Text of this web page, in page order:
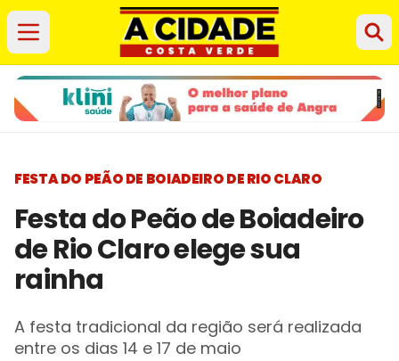
FESTA DO PEÃO DE BOIADEIRO DE RIO CLARO
Festa do Peão de Boiadeiro
de Rio Claro elege sua
rainha
A festa tradicional da região será realizada
entre os dias 14 e 17 de maio